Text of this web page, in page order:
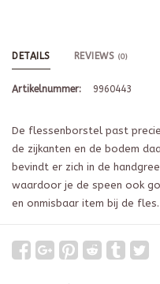
DETAILS REVIEWS (0)
Artikelnummer: 9960443
De flessenborstel past
de zijkanten en de bodem
bevindt er zich in de
waardoor je de speen ook
en onmisbaar item bij de fles.